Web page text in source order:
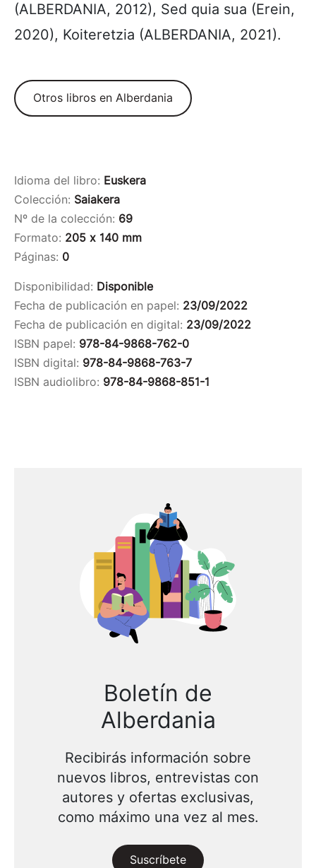
(ALBERDANIA, 2012), Sed quia sua (Erein,
2020), Koiteretzia (ALBERDANIA, 2021).
Otros libros en Alberdania
Idioma del libro: Euskera
Colección: Saiakera
Nº de la colección: 69
Formato: 205 x 140 mm
Páginas: 0
Disponibilidad: Disponible
Fecha de publicación en papel: 23/09/2022
Fecha de publicación en digital: 23/09/2022
ISBN papel: 978-84-9868-762-0
ISBN digital: 978-84-9868-763-7
ISBN audiolibro: 978-84-9868-851-1
Boletín de
Alberdania
Recibirás información sobre
nuevos libros, entrevistas con
autores y ofertas exclusivas,
como máximo una vez al mes.
Suscríbete